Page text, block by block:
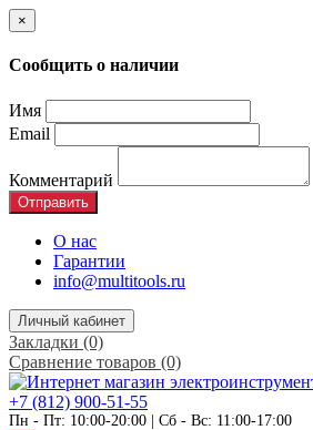
×
Сообщить о наличии
Имя
Email
Комментарий
Отправить
О нас
Гарантии
info@multitools.ru
Личный кабинет
Закладки (0)
Сравнение товаров (0)
+7 (812) 900-51-55
Пн - Пт: 10:00-20:00 | Сб - Вс: 11:00-17:00